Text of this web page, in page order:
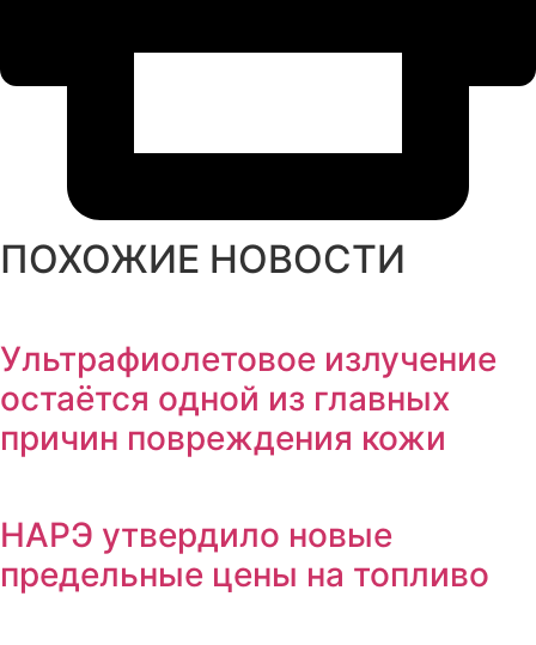
ПОХОЖИЕ НОВОСТИ
Ультрафиолетовое излучение
остаётся одной из главных
причин повреждения кожи
НАРЭ утвердило новые
предельные цены на топливо